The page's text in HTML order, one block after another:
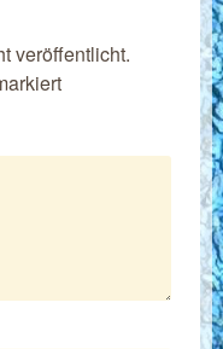
veröffentlicht.